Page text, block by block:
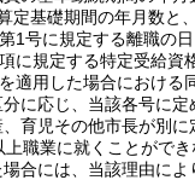
定基礎期間の年月数と
1号に規定する離職の
に規定する特定受給資
適用した場合における
に応じ、当該各号に定
育児その他市長が別に
上職業に就くことがで
合には、当該理由によ